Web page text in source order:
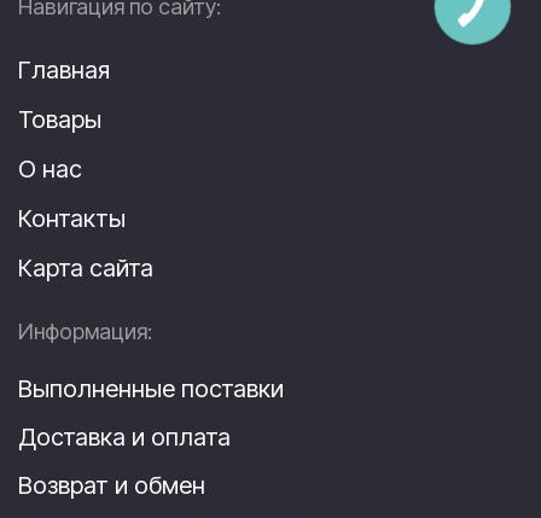
Навигация по сайту:
Главная
Товары
О нас
Контакты
Карта сайта
Информация:
Выполненные поставки
Доставка и оплата
Возврат и обмен